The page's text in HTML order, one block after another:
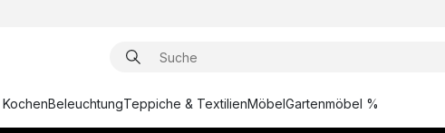
BeleuchtungTeppiche & TextilienMöbelGartenmöbel %